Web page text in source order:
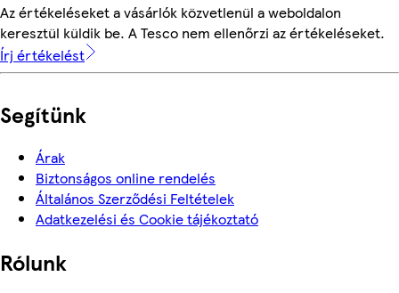
Az értékeléseket a vásárlók közvetlenül a weboldalon
keresztül küldik be. A Tesco nem ellenőrzi az értékeléseket.
Írj értékelést
Segítünk
Árak
Biztonságos online rendelés
Általános Szerződési Feltételek
Adatkezelési és Cookie tájékoztató
Rólunk